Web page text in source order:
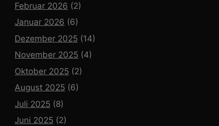
Februar 2026 (2)
Januar 2026 (6)
Dezember 2025 (14)
November 2025 (4)
Oktober 2025 (2)
August 2025 (6)
Juli 2025 (8)
Juni 2025 (2)